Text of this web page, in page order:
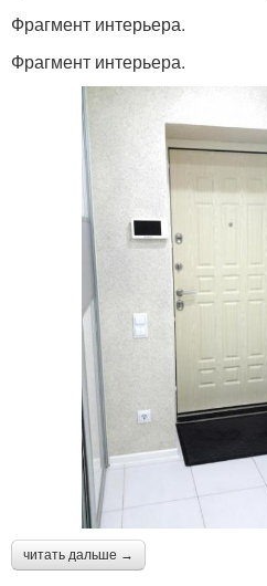
Фрагмент интерьера.
Фрагмент интерьера.
читать дальше →